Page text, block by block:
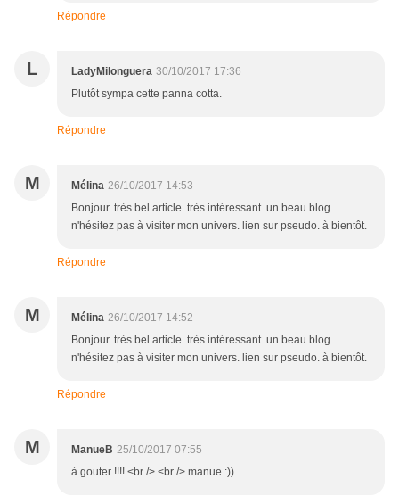
Répondre
L LadyMilonguera 30/10/2017 17:36
Plutôt sympa cette panna cotta.
Répondre
M Mélina 26/10/2017 14:53
Bonjour. très bel article. très intéressant. un beau blog.
n'hésitez pas à visiter mon univers. lien sur pseudo. à bientôt.
Répondre
M Mélina 26/10/2017 14:52
Bonjour. très bel article. très intéressant. un beau blog.
n'hésitez pas à visiter mon univers. lien sur pseudo. à bientôt.
Répondre
M ManueB 25/10/2017 07:55
à gouter !!!! <br /> <br /> manue :))